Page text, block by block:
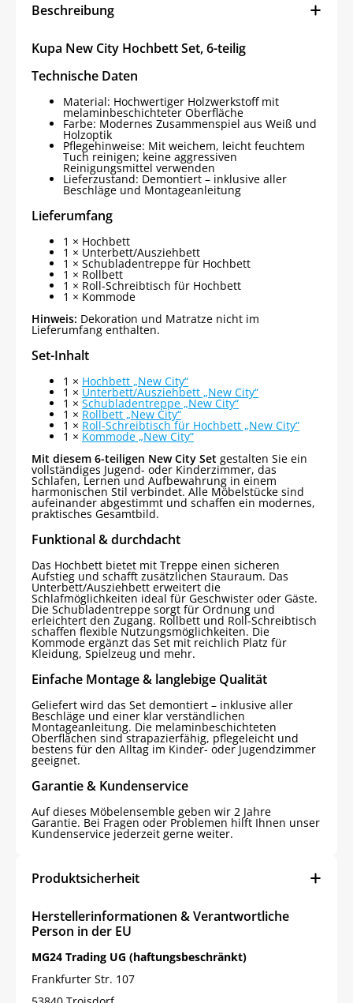
6-
Beschreibung
Kupa New City Hochbett Set, 6-teilig
Technische Daten
Material: Hochwertiger Holzwerkstoff mit
melaminbeschichteter Oberfläche
Farbe: Modernes Zusammenspiel aus Weiß und
Holzoptik
Pflegehinweise: Mit weichem, leicht feuchtem
Tuch reinigen; keine aggressiven
Reinigungsmittel verwenden
Lieferzustand: Demontiert – inklusive aller
Beschläge und Montageanleitung
Lieferumfang
1 × Hochbett
1 × Unterbett/Ausziehbett
1 × Schubladentreppe für Hochbett
1 × Rollbett
1 × Roll-Schreibtisch für Hochbett
1 × Kommode
Hinweis: Dekoration und Matratze nicht im
Lieferumfang enthalten.
Set-Inhalt
1 × Hochbett „New City“
1 × Unterbett/Ausziehbett „New City“
1 × Schubladentreppe „New City“
1 × Rollbett „New City“
1 × Roll-Schreibtisch für Hochbett „New City“
1 × Kommode „New City“
Mit diesem 6-teiligen New City Set gestalten Sie ein
vollständiges Jugend- oder Kinderzimmer, das
Schlafen, Lernen und Aufbewahrung in einem
harmonischen Stil verbindet. Alle Möbelstücke sind
aufeinander abgestimmt und schaffen ein modernes,
praktisches Gesamtbild.
Funktional & durchdacht
Das Hochbett bietet mit Treppe einen sicheren
Aufstieg und schafft zusätzlichen Stauraum. Das
Unterbett/Ausziehbett erweitert die
Schlafmöglichkeiten ideal für Geschwister oder Gäste.
Die Schubladentreppe sorgt für Ordnung und
erleichtert den Zugang. Rollbett und Roll-Schreibtisch
schaffen flexible Nutzungsmöglichkeiten. Die
Kommode ergänzt das Set mit reichlich Platz für
Kleidung, Spielzeug und mehr.
Einfache Montage & langlebige Qualität
Geliefert wird das Set demontiert – inklusive aller
Beschläge und einer klar verständlichen
Montageanleitung. Die melaminbeschichteten
Oberflächen sind strapazierfähig, pflegeleicht und
bestens für den Alltag im Kinder- oder Jugendzimmer
geeignet.
Garantie & Kundenservice
Auf dieses Möbelensemble geben wir 2 Jahre
Garantie. Bei Fragen oder Problemen hilft Ihnen unser
Kundenservice jederzeit gerne weiter.
Produktsicherheit
Herstellerinformationen & Verantwortliche
Person in der EU
MG24 Trading UG (haftungsbeschränkt)
Frankfurter Str. 107